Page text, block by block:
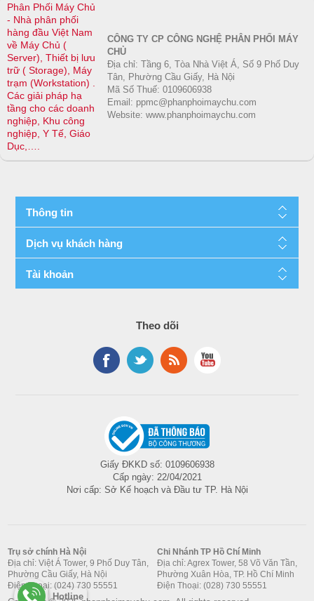
processor,
maximum
memory speed
supported is
2666 MT/s
Memory Type
UDIMM
Memory
4 DDR4 DIMM
slots
Maximum RAM
UDIMM 128 GB
Storage
inch hot swap
Controllers
External
Controllers
Tools
iDRAC RESTful
API with Redfish
RACADM CLI
IPMI
System Update
Microsoft®
System Center
Ansible Modules
vCenter and
Operations
Manager
connections
IBM Tivoli®
Netcool/OMNIbus
IBM Tivoli®
Network
Operations
Manager
Nagios® Core
Height:
in. (360 mm)
Width:
(175 mm)
Depth with
Weight:25.74
Support
System is
optimized to fit
into EIA-310
ProSupport for
for your
PowerEdge
solution.
Phân Phối Máy Chủ
- Nhà phân phối
hàng đầu Việt Nam
về Máy Chủ (
Server), Thiết bị lưu
trữ ( Storage), Máy
trạm (Workstation) .
Các giải pháp hạ
tầng cho các doanh
nghiệp, Khu công
nghiệp, Y Tế, Giáo
Dục,….
CÔNG TY CP CÔNG NGHỆ PHÂN PHỐI MÁY
CHỦ
Địa chỉ: Tầng 6, Tòa Nhà Việt Á, Số 9 Phố Duy
Tân, Phường Cầu Giấy, Hà Nội
Mã Số Thuế: 0109606938
Email: ppmc@phanphoimaychu.com
Website: www.phanphoimaychu.com
Thông tin
Dịch vụ khách hàng
Tài khoản
Theo dõi
Giấy ĐKKD số: 0109606938
Cấp ngày: 22/04/2021
Nơi cấp: Sở Kế hoạch và Đầu tư TP. Hà Nội
Trụ sở chính Hà Nội
Địa chỉ: Việt Á Tower, 9 Phố Duy Tân,
Phường Cầu Giấy, Hà Nội
Điện Thoại: (024) 730 55551
Chi Nhánh TP Hồ Chí Minh
Địa chỉ: Agrex Tower, 58 Võ Văn Tần,
Phường Xuân Hòa, TP. Hồ Chí Minh
Điện Thoại: (028) 730 55551
Hotline